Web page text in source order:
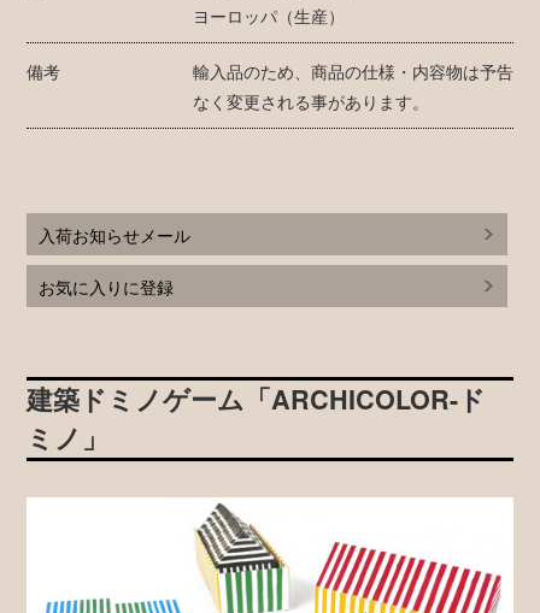
ヨーロッパ（生産）
備考
輸入品のため、商品の仕様・内容物は予告
なく変更される事があります。
入荷お知らせメール
お気に入りに登録
建築ドミノゲーム「ARCHICOLOR-ド
ミノ」